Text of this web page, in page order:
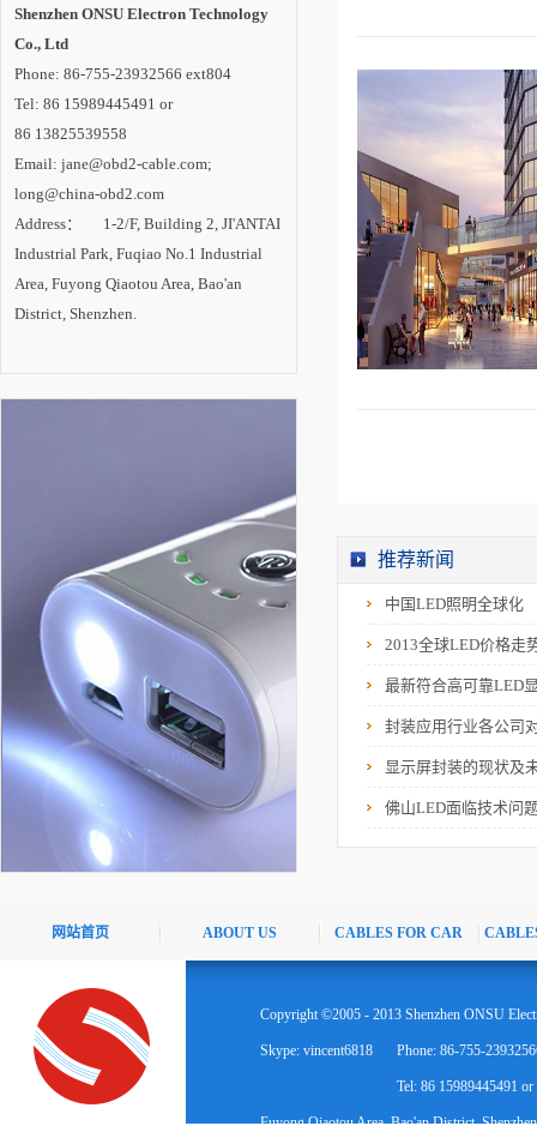
应用、标准检测、示
范工程评价和产品循
斯、南非建立“金砖国
家半导体照明合作平
设。 内专家认
为，LED照明已成为
命，在照明产业变革
着技术进步的推动和
市场需求的拉动，
Shenzhen ONSU Electron Technology
Co., Ltd
Phone: 86-755-23932566 ext804
Tel: 86 15989445491 or
86 13825539558
Email: jane@obd2-cable.com;
long@china-obd2.com
Address： 1-2/F, Building 2, JI'ANTAI
Industrial Park, Fuqiao No.1 Industrial
Area, Fuyong Qiaotou Area, Bao'an
District, Shenzhen.
推荐新闻
中国LED照明全球化
2013全球LED价格走
最新符合高可靠LED
封装应用行业各公司
显示屏封装的现状及
佛山LED面临技术问
网站首页 ABOUT US CABLES FOR CAR
Skype: vincent6818 Phone: 86-755-
Tel: 86 15989445491
Fuyong Qiaotou Area, Bao'an District,
Copyright ©2005 - 2013 Shenzhen ONSU